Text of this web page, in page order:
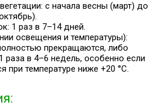
с начала весны (март) до
1 раз в 7–14 дней.
освещения и температуры):
прекращаются, либо
в 4–6 недель, особенно если
при температуре ниже +20 °C.